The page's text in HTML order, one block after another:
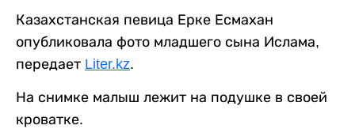
Казахстанская певица Ерке Есмахан
опубликовала фото младшего сына Ислама,
передает Liter.kz.
На снимке малыш лежит на подушке в своей
кроватке.